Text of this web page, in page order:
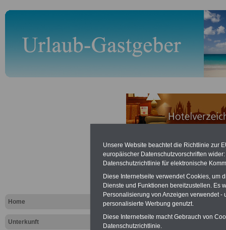
Home
Unterkunft
Soester
für den
Die Region
Unsere Website beachtet die Richtlinie zur
europäischer Datenschutzvorschriften
Datenschutzrichtlinie für elektronische
Diese Internetseite verwendet Cookies, um
Dienste und Funktionen bereitzustellen. Es
Personalisierung von Anzeigen verwendet
personalisierte Werbung genutzt.
Diese Internetseite macht Gebrauch von
Datenschutzrichtlinie.